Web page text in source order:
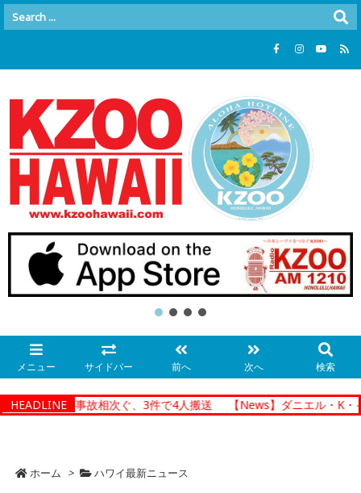
メニュー サイドバー 前へ 次へ 検索
HEADLINE
朝の交通事故相次ぐ、3件で4人搬送 【News】ダニエル・K・
ホーム > ハワイ最新ニュース